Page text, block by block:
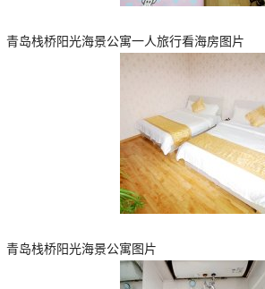
青岛栈桥阳光海景公寓一人旅行看海房图片
青岛栈桥阳光海景公寓图片